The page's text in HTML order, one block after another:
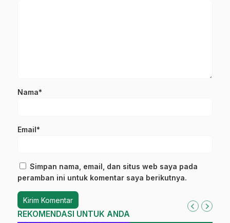
Nama*
Email*
Simpan nama, email, dan situs web saya pada
peramban ini untuk komentar saya berikutnya.
REKOMENDASI UNTUK ANDA